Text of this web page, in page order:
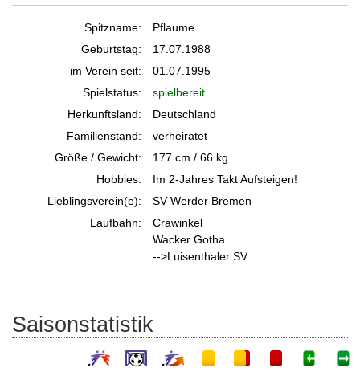
Spitzname:
Pflaume
Geburtstag:
17.07.1988
im Verein seit:
01.07.1995
Spielstatus:
spielbereit
Herkunftsland:
Deutschland
Familienstand:
verheiratet
Größe / Gewicht:
177 cm / 66 kg
Hobbies:
Im 2-Jahres Takt Aufsteigen!
Lieblingsverein(e):
SV Werder Bremen
Laufbahn:
Crawinkel
Wacker Gotha
-->Luisenthaler SV
Saisonstatistik